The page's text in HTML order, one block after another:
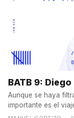
BATB 9:
Aunque se haya
importante es el